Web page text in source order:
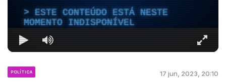
ESTE CONTEÚDO ESTÁ NESTE
MOMENTO INDISPONÍVEL
POLÍTICA 17 jun, 2023, 20:10